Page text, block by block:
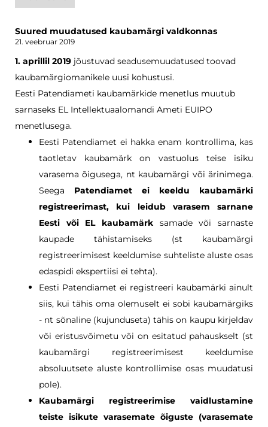
Suured muudatused kaubamärgi valdkonnas
21. veebruar 2019
1. aprillil 2019 jõustuvad seadusemuudatused toovad
kaubamärgiomanikele uusi kohustusi.
Eesti Patendiameti kaubamärkide menetlus muutub
sarnaseks EL Intellektuaalomandi Ameti EUIPO
menetlusega.
Eesti Patendiamet ei hakka enam kontrollima, kas
taotletav kaubamärk on vastuolus teise isiku
varasema õigusega, nt kaubamärgi või ärinimega.
Seega Patendiamet ei keeldu kaubamärki
registreerimast, kui leidub varasem sarnane
Eesti või EL kaubamärk samade või sarnaste
kaupade tähistamiseks (st kaubamärgi
registreerimisest keeldumise suhteliste aluste osas
edaspidi ekspertiisi ei tehta).
Eesti Patendiamet ei registreeri kaubamärki ainult
siis, kui tähis oma olemuselt ei sobi kaubamärgiks
- nt sõnaline (kujunduseta) tähis on kaupu kirjeldav
või eristusvõimetu või on esitatud pahauskselt (st
kaubamärgi registreerimisest keeldumise
absoluutsete aluste kontrollimise osas muudatusi
pole).
Kaubamärgi registreerimise vaidlustamine
teiste isikute varasemate õiguste (varasemate